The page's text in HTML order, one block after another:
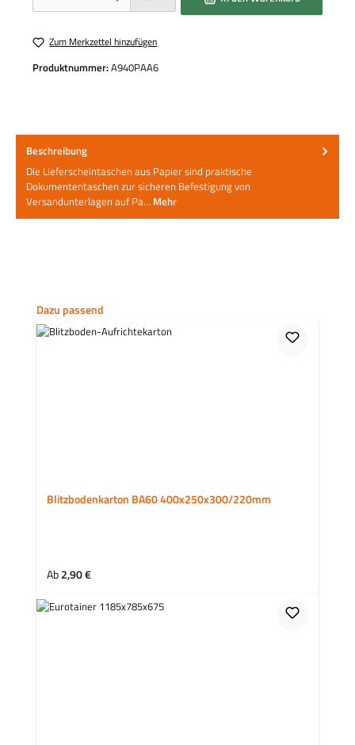
Zum Merkzettel hinzufügen
Produktnummer:A940PAA6
Beschreibung
Die Lieferscheintaschen aus Papier sind praktische
Dokumententaschen zur sicheren Befestigung von
Versandunterlagen auf Pa… Mehr
Produktgalerie überspringen
Dazu passend
Blitzbodenkarton BA60 400x250x300/220mm
Regulärer Preis:
Ab2,90 €